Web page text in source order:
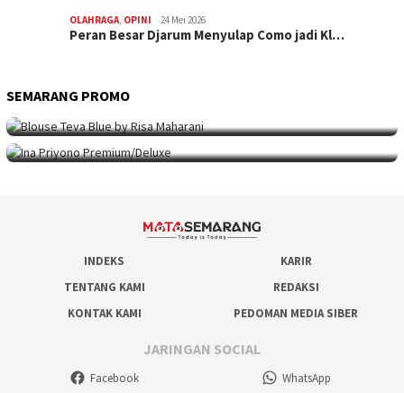
OLAHRAGA, OPINI 24 Mei 2026
Peran Besar Djarum Menyulap Como jadi Kl…
SEMARANG PROMO
SEMARANG PROMO 9 Mei 2026
SEMARANG PROMO 5 Mei 2026
Intip Koleksi Ina Priyono, Jenama Fesyen…
INDEKS
KARIR
TENTANG KAMI
REDAKSI
KONTAK KAMI
PEDOMAN MEDIA SIBER
JARINGAN SOCIAL
Facebook WhatsApp